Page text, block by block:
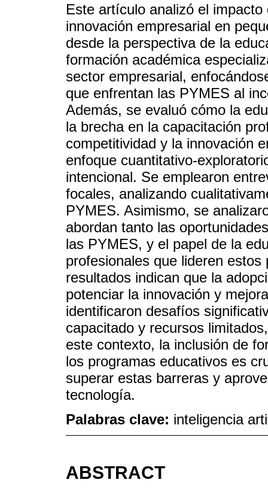
Este artículo analizó el
innovación empresarial en
desde la perspectiva de la
formación académica
sector empresarial,
que enfrentan las PYMES al
Además, se evaluó cómo la
la brecha en la capacitación
competitividad y la innovación
enfoque cuantitativo-
intencional. Se emplearon
focales, analizando
PYMES. Asimismo, se
abordan tanto las
las PYMES, y el papel de la
profesionales que lideren
resultados indican que la
potenciar la innovación y
identificaron desafíos
capacitado y recursos
este contexto, la inclusión de
los programas educativos es
superar estas barreras y
tecnología.
Palabras clave: inteligencia
ABSTRACT